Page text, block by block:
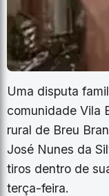
Uma disputa
comunidade Vila
rural de Breu
José Nunes da
tiros dentro de
terça-feira.